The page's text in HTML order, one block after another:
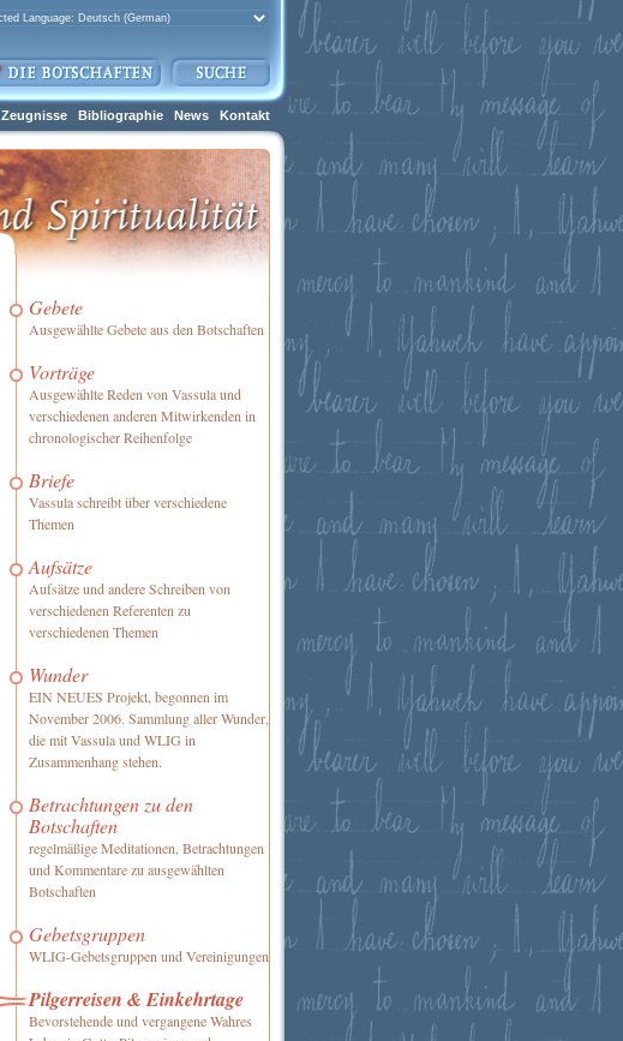
Zeugnisse Bibliographie News Kontakt
Gebete
Ausgewählte Gebete aus den Botschaften
Vorträge
Ausgewählte Reden von Vassula und
verschiedenen anderen Mitwirkenden in
chronologischer Reihenfolge
Briefe
Vassula schreibt über verschiedene
Themen
Aufsätze
Aufsätze und andere Schreiben von
verschiedenen Referenten zu
verschiedenen Themen
Wunder
EIN NEUES Projekt, begonnen im
November 2006. Sammlung aller Wunder,
die mit Vassula und WLIG in
Zusammenhang stehen.
Betrachtungen zu den
Botschaften
regelmäßige Meditationen, Betrachtungen
und Kommentare zu ausgewählten
Botschaften
Gebetsgruppen
WLIG-Gebetsgruppen und Vereinigungen
Pilgerreisen & Einkehrtage
Bevorstehende und vergangene Wahres